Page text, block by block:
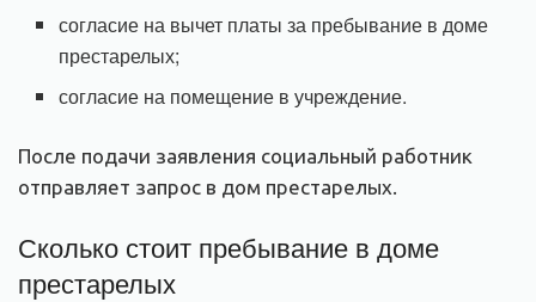
согласие на вычет платы за пребывание в доме
престарелых;
согласие на помещение в учреждение.
После подачи заявления социальный работник
отправляет запрос в дом престарелых.
Сколько стоит пребывание в доме
престарелых